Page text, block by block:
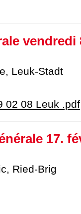
vendredi
Leuk-Stadt
02 08 Leuk .pdf
17.
Ried-Brig